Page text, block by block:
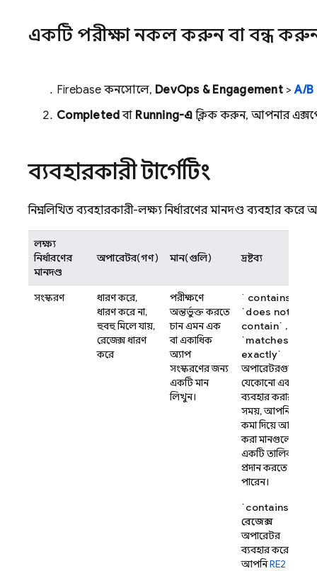
একটি পরীক্ষা নকল করুন বা বন্ধ
Firebase কনসোলে, DevOps & Engagement>A/
Completedবা Running-এ ক্লিক করুন, আপনার
ব্যবহারকারী টার্গেটিং
নিম্নলিখিত ব্যবহারকারী-লক্ষ্য নির্ধারণের মানদণ্ড ব্যবহার
লক্ষ্য
নির্ধারণের
মানদণ্ড
অপারেটর(গণ) মান(গুলি) দ্রষ্টব্য
সংস্করণ
ধারণ করে,
ধারণ করে না,
হুবহু মিলে যায়,
রেজেক্স ধারণ
করে
পরীক্ষণে
অন্তর্ভুক্ত করতে
চান এমন এক
বা একাধিক
অ্যাপ
সংস্করণের জন্য
একটি মান
লিখুন।
` contains`
`does not
contain` , বা
`matches
exactly`
অপারেটরগুলোর
যেকোনো একটি
ব্যবহার করার
সময়, আপনি
কমা দিয়ে আলাদা
করা মানগুলোর
একটি তালিকা
প্রদান করতে
পারেন।
`contains`
রেজেক্স
অপারেটর
ব্যবহার করে
আপনিRE2